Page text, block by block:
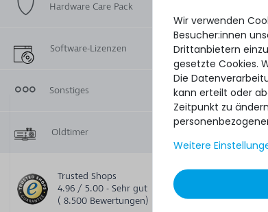
Hardware Care Pack
Software-Lizenzen
Sonstiges
Oldtimer
Trusted Shops
4.96 / 5.00 - Sehr gut
( 8.500 Bewertungen)
Hot
ProLiant
Plus -
Wir verwenden
Besucher:innen
Drittanbietern
gesetzte Cookies.
Die
kann erteilt oder
Zeitpunkt zu
Weitere